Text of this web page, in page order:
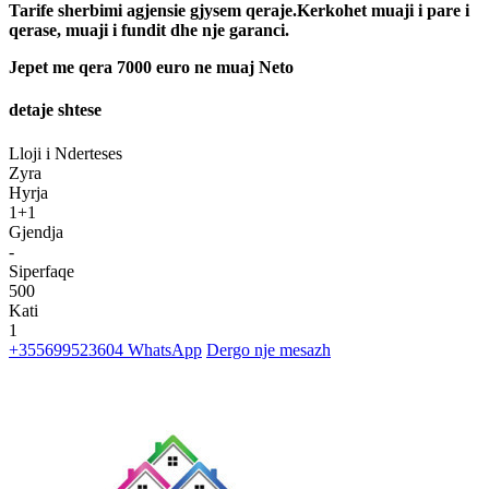
Tarife sherbimi agjensie gjysem qeraje.Kerkohet muaji i pare i
qerase, muaji i fundit dhe nje garanci.
Jepet me qera 7000 euro ne muaj Neto
detaje shtese
Lloji i Nderteses
Zyra
Hyrja
1+1
Gjendja
-
Siperfaqe
500
Kati
1
+355699523604 WhatsApp Dergo nje mesazh